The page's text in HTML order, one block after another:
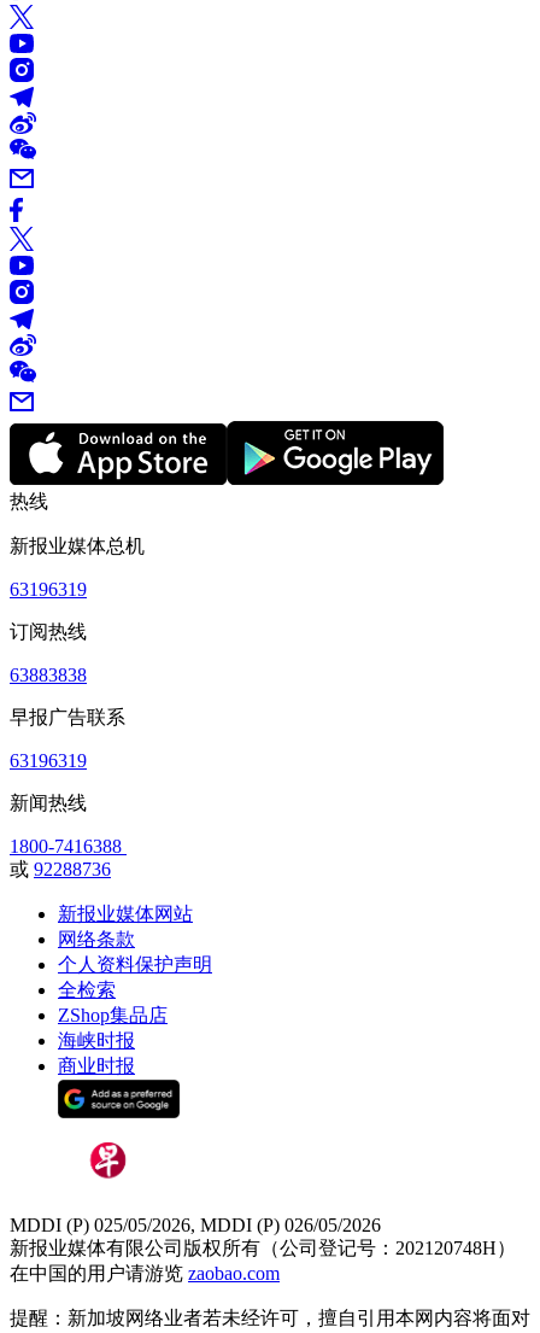
热线
新报业媒体总机
63196319
订阅热线
63883838
早报广告联系
63196319
新闻热线
1800-7416388
或 92288736
新报业媒体网站
网络条款
个人资料保护声明
全检索
ZShop集品店
海峡时报
商业时报
MDDI (P) 025/05/2026, MDDI (P) 026/05/2026
新报业媒体有限公司版权所有（公司登记号：202120748H）
在中国的用户请游览 zaobao.com
提醒：新加坡网络业者若未经许可，擅自引用本网内容将面对